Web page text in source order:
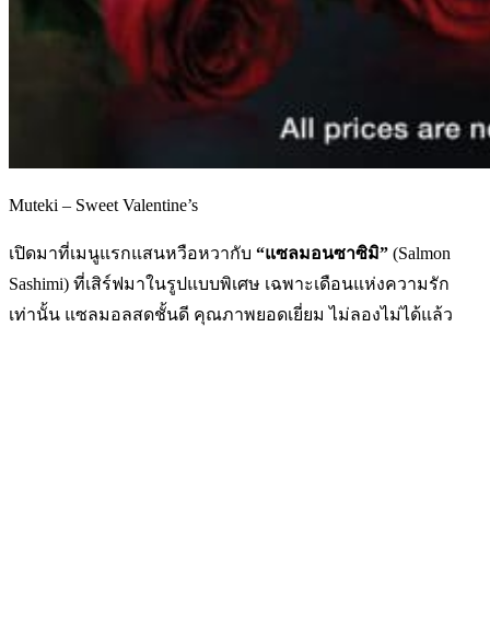
Muteki – Sweet Valentine’s
เปิดมาที่เมนูแรกแสนหวือหวากับ “แซลมอนซาซิมิ” (Salmon
Sashimi) ที่เสิร์ฟมาในรูปแบบพิเศษ เฉพาะเดือนแห่งความรัก
เท่านั้น แซลมอลสดชั้นดี คุณภาพยอดเยี่ยม ไม่ลองไม่ได้แล้ว